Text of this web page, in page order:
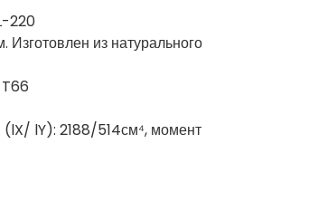
220
из натурального
(lX/ lY): 2188/514см⁴, момент